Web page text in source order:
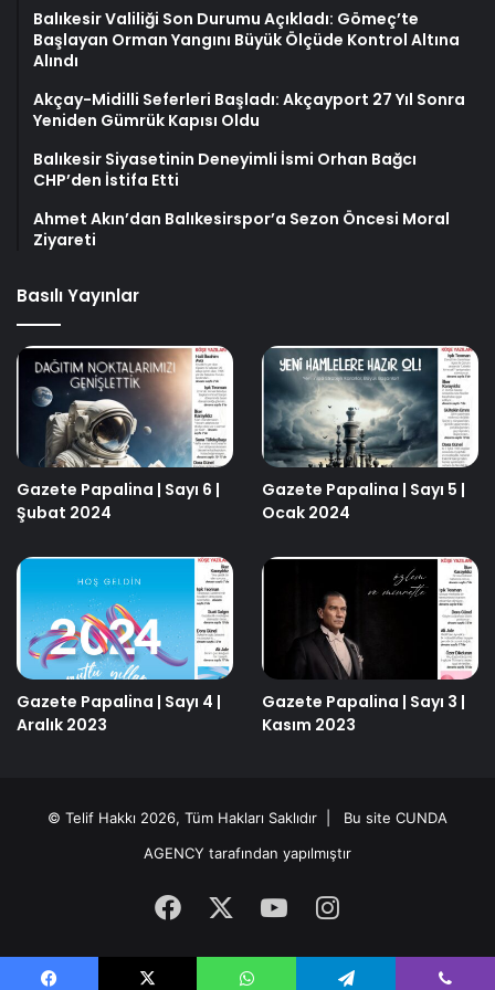
Balıkesir Valiliği Son Durumu Açıkladı: Gömeç’te
Başlayan Orman Yangını Büyük Ölçüde Kontrol Altına
Alındı
Akçay-Midilli Seferleri Başladı: Akçayport 27 Yıl Sonra
Yeniden Gümrük Kapısı Oldu
Balıkesir Siyasetinin Deneyimli İsmi Orhan Bağcı
CHP’den İstifa Etti
Ahmet Akın’dan Balıkesirspor’a Sezon Öncesi Moral
Ziyareti
Basılı Yayınlar
Gazete Papalina | Sayı 6 |
Şubat 2024
Gazete Papalina | Sayı 5 |
Ocak 2024
Gazete Papalina | Sayı 4 |
Aralık 2023
Gazete Papalina | Sayı 3 |
Kasım 2023
© Telif Hakkı 2026, Tüm Hakları Saklıdır | Bu site CUNDA
AGENCY tarafından yapılmıştır
FacebookYouTubeInstagram